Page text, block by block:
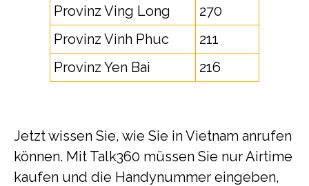
Provinz Ving Long
270
Provinz Vinh Phuc
211
Provinz Yen Bai
216
Jetzt wissen Sie, wie Sie in Vietnam anrufen
können. Mit Talk360 müssen Sie nur Airtime
kaufen und die Handynummer eingeben,